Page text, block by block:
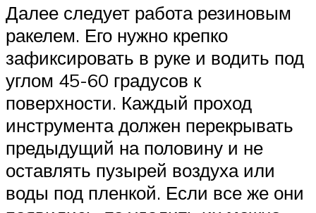
Далее следует работа резиновым
ракелем. Его нужно крепко
зафиксировать в руке и водить под
углом 45-60 градусов к
поверхности. Каждый проход
инструмента должен перекрывать
предыдущий на половину и не
оставлять пузырей воздуха или
воды под пленкой. Если все же они